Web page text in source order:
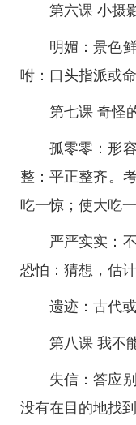
第六课 小摄
明媚：景色
咐：口头指派或
第七课 奇怪
孤零零：形
整：平正整齐。
吃一惊；使大吃一
严严实实：
恐怕：猜想，估
遗迹：古代
第八课 我不
失信：答应
没有在目的地找